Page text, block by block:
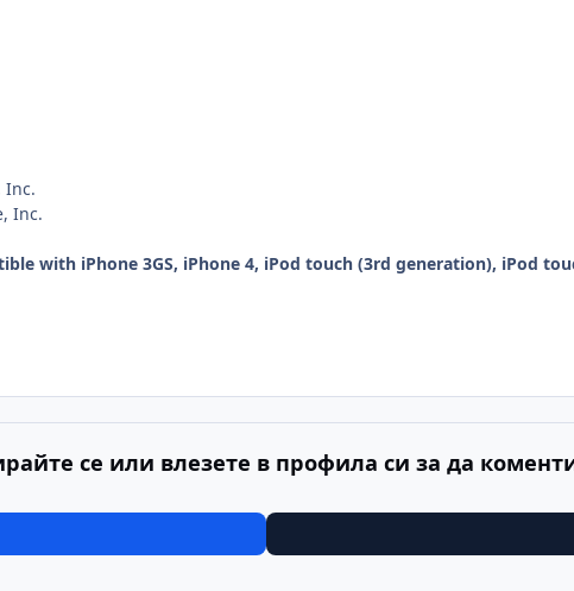
Inc.
Inc.
with iPhone 3GS, iPhone 4, iPod touch (3rd generation), iPod
се или влезете в профила си за да